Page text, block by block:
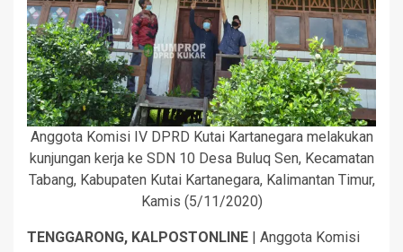
Anggota Komisi IV DPRD Kutai Kartanegara melakukan
kunjungan kerja ke SDN 10 Desa Buluq Sen, Kecamatan
Tabang, Kabupaten Kutai Kartanegara, Kalimantan Timur,
Kamis (5/11/2020)
TENGGARONG, KALPOSTONLINE | Anggota Komisi